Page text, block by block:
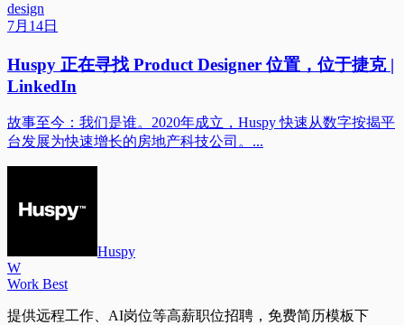
design
7月14日
Huspy 正在寻找 Product Designer 位置，位于捷克 |
LinkedIn
故事至今：我们是谁。2020年成立，Huspy 快速从数字按揭平
台发展为快速增长的房地产科技公司。...
Huspy
W
Work Best
提供远程工作、AI岗位等高薪职位招聘，免费简历模板下